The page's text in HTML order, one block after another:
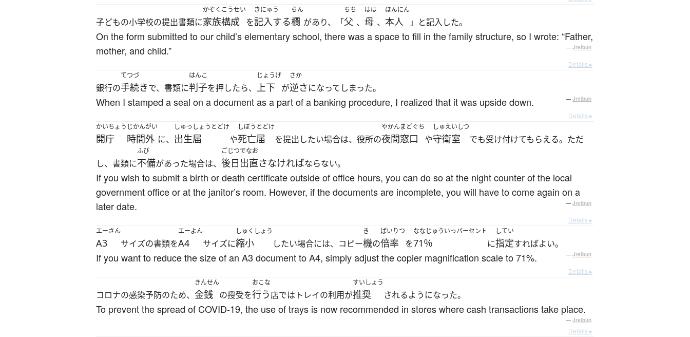
子どもの小学校の提出書類に
かぞくこうせい
家族構成 を
きにゅう
記入する
らん
欄 があり、「
ちち
父 、
はは
母 、
ほんにん
本人 」と記入した。
On the form submitted to our child’s elementary school, there was a space to fill in the family structure, so I wrote: “Father,
mother, and child.”
— Jreibun
Details ▸
銀行の
てつづ
手続きで、書類に
はんこ
判子を押したら、
じょうげ
上下 が
さか
逆さになってしまった。
When I stamped a seal on a document as a part of a banking procedure, I realized that it was upside down. — Jreibun
Details ▸
かいちょう
開庁
じかんがい
時間外 に、
しゅっしょうとどけ
出生届 や
しぼうとどけ
死亡届 を提出したい場合は、役所の
やかんまどぐち
夜間窓口 や
しゅえいしつ
守衛室 でも受け付けてもらえる。ただ
し、書類に
ふび
不備があった場合は、
ごじつ
後日
でなお
出直さなければならない。
If you wish to submit a birth or death certificate outside of office hours, you can do so at the night counter of the local
government office or at the janitor’s room. However, if the documents are incomplete, you will have to come again on a
later date.
— Jreibun
Details ▸
エーさん
A3 サイズの書類を
エーよん
A4 サイズに
しゅくしょう
縮小 したい場合には、コピー
き
機の
ばいりつ
倍率 を
ななじゅういっパーセント
71％ に
してい
指定すればよい。
If you want to reduce the size of an A3 document to A4, simply adjust the copier magnification scale to 71%. — Jreibun
Details ▸
コロナの感染予防のため、
きんせん
金銭 の授受を
おこな
行う店ではトレイの利用が
すいしょう
推奨 されるようになった。
To prevent the spread of COVID-19, the use of trays is now recommended in stores where cash transactions take place.
— Jreibun
Details ▸